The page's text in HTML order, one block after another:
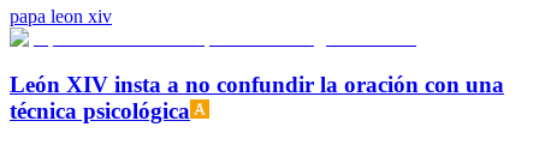
papa leon xiv
León XIV insta a no confundir la oración con una
técnica psicológica